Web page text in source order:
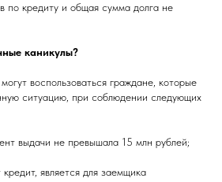
по кредиту и общая сумма долга не
каникулы?
воспользоваться граждане, которые
ситуацию, при соблюдении следующих
выдачи не превышала 15 млн рублей;
является для заемщика